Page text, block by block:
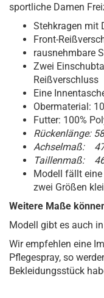
sportliche Damen
Stehkragen mit
Front-
rausnehmbare
Zwei
Reißverschluss
Eine
Obermaterial:
Futter: 100%
Rückenlänge:
Achselmaß:
Taillenmaß:
Modell fällt eine
zwei Größen
Weitere Maße
Modell gibt es auch
Wir empfehlen eine
Pflegespray, so
Bekleidungsstück